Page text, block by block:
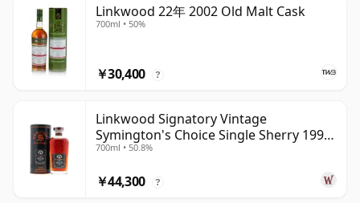
Linkwood 22年 2002 Old Malt Cask
700ml • 50%
￥30,400 ?
Linkwood Signatory Vintage
Symington's Choice Single Sherry 1995
30年
700ml • 50.8%
￥44,300 ?